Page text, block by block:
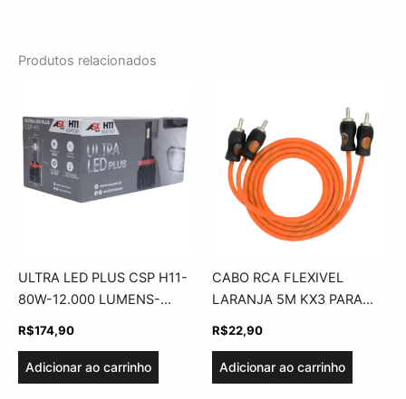
Produtos relacionados
ULTRA LED PLUS CSP H11-
80W-12.000 LUMENS-
BIVOLT-ASX
R$174,90
Adicionar ao carrinho
CABO RCA FLEXIVEL
LARANJA 5M KX3 PARA
USO AUTOMOTIVO
R$22,90
Adicionar ao carrinho